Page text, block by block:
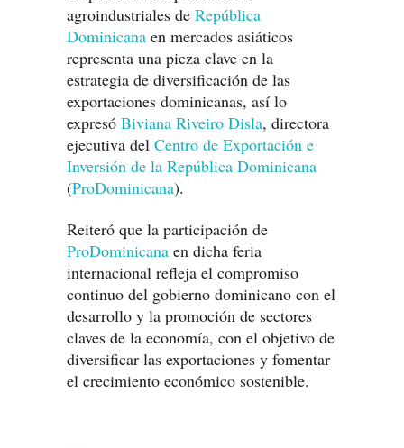
agroindustriales de República
Dominicana en mercados asiáticos
representa una pieza clave en la
estrategia de diversificación de las
exportaciones dominicanas, así lo
expresó Biviana Riveiro Disla, directora
ejecutiva del Centro de Exportación e
Inversión de la República Dominicana
(ProDominicana).
Reiteró que la participación de
ProDominicana en dicha feria
internacional refleja el compromiso
continuo del gobierno dominicano con el
desarrollo y la promoción de sectores
claves de la economía, con el objetivo de
diversificar las exportaciones y fomentar
el crecimiento económico sostenible.